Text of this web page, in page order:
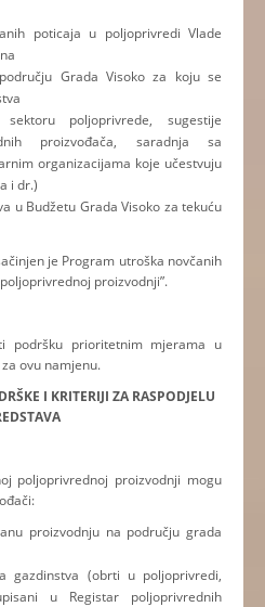
poticaja u poljoprivredi Vlade
Grada Visoko za koju se
poljoprivrede, sugestije
proizvođača, saradnja sa
organizacijama koje učestvuju
i dr.)
u Budžetu Grada Visoko za tekuću
je Program utroška novčanih
proizvodnji”.
podršku prioritetnim mjerama u
ovu namjenu.
I KRITERIJI ZA RASPODJELU
poljoprivrednoj proizvodnji mogu
proizvodnju na području grada
gazdinstva (obrti u poljoprivredi,
u Registar poljoprivrednih